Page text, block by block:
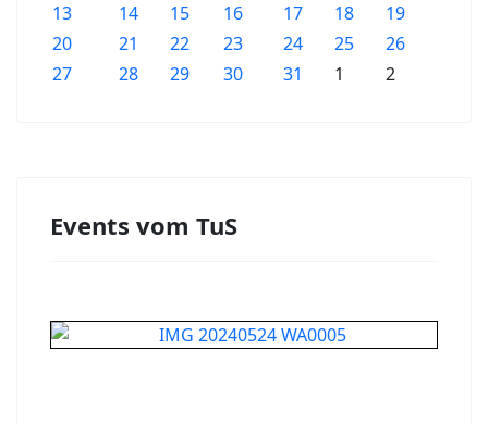
13
14 15 16 17 18
19
20
21 22 23 24 25
26
27
28 29 30 31 1 2
Events vom TuS